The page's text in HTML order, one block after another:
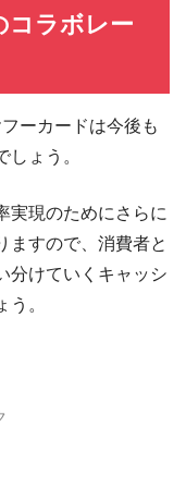
コラボレー
ーカードは今後も
ょう。
実現のためにさらに
ますので、消費者と
分けていくキャッシ
。